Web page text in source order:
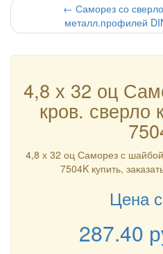
← Саморез со
металл.профилей
4,8 х 32 оц
кров. сверло
4,8 х 32 оц Саморез с
7504K купить,
Цена
287.40